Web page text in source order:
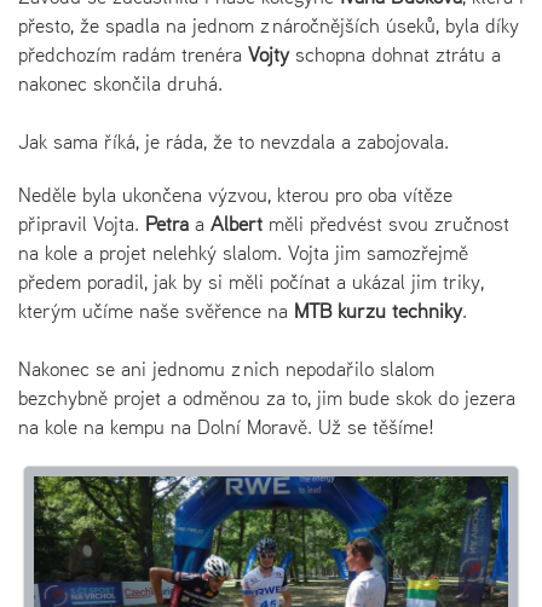
přesto, že spadla na jednom z náročnějších úseků, byla díky
předchozím radám trenéra Vojtyschopna dohnat ztrátu a
nakonec skončila druhá.
Jak sama říká, je ráda, že to nevzdala a zabojovala.
Neděle byla ukončena výzvou, kterou pro oba vítěze
připravil Vojta. Petra a Albert měli předvést svou zručnost
na kole a projet nelehký slalom. Vojta jim samozřejmě
předem poradil, jak by si měli počínat a ukázal jim triky,
kterým učíme naše svěřence na MTB kurzu techniky.
Nakonec se ani jednomu z nich nepodařilo slalom
bezchybně projet a odměnou za to, jim bude skok do jezera
na kole na kempu na Dolní Moravě. Už se těšíme!